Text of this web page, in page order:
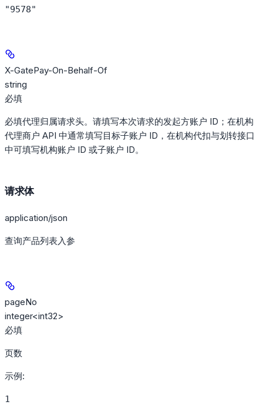
"9578"
X-GatePay-On-Behalf-Of
string
必填
必填代理归属请求头。请填写本次请求的发起方账户 ID；在机构
代理商户 API 中通常填写目标子账户 ID，在机构代扣与划转接口
中可填写机构账户 ID 或子账户 ID。
请求体
application/json
查询产品列表入参
pageNo
integer<int32>
必填
页数
示例:
1